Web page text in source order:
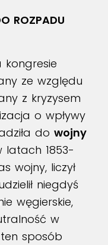
ROZPADU
kongresie
ze względu
z kryzysem
o wpływy
do wojny
latach 1853-
wojny, liczył
niegdyś
węgierskie,
w
sposób